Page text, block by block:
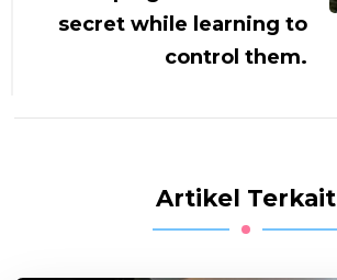
secret while learning to
control them.
Artikel Terkait